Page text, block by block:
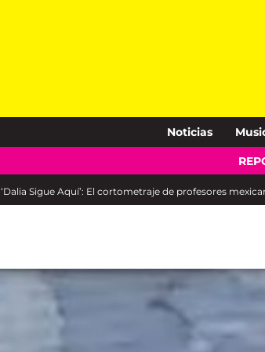
Noticias
‘Dalia Sigue Aquí’: El cortometraje de profesores